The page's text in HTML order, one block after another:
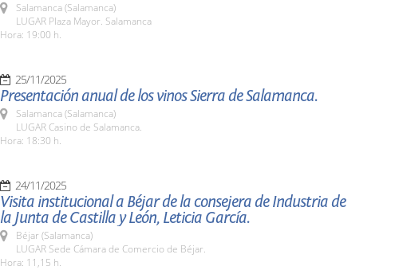
Salamanca (Salamanca)
LUGAR Plaza Mayor. Salamanca
Hora: 19:00 h.
25/11/2025
Presentación anual de los vinos Sierra de Salamanca.
Salamanca (Salamanca)
LUGAR Casino de Salamanca.
Hora: 18:30 h.
24/11/2025
Visita institucional a Béjar de la consejera de Industria de
la Junta de Castilla y León, Leticia García.
Béjar (Salamanca)
LUGAR Sede Cámara de Comercio de Béjar.
Hora: 11,15 h.